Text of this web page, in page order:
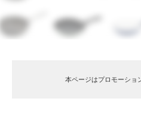
本ページはプロモーショ